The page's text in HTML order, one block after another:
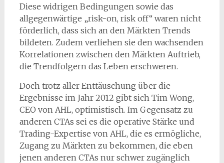
Diese widrigen Bedingungen sowie das
allgegenwärtige „risk-on, risk off“ waren nicht
förderlich, dass sich an den Märkten Trends
bildeten. Zudem verliehen sie den wachsenden
Korrelationen zwischen den Märkten Auftrieb,
die Trendfolgern das Leben erschweren.
Doch trotz aller Enttäuschung über die
Ergebnisse im Jahr 2012 gibt sich Tim Wong,
CEO von AHL, optimistisch. Im Gegensatz zu
anderen CTAs sei es die operative Stärke und
Trading-Expertise von AHL, die es ermögliche,
Zugang zu Märkten zu bekommen, die eben
jenen anderen CTAs nur schwer zugänglich